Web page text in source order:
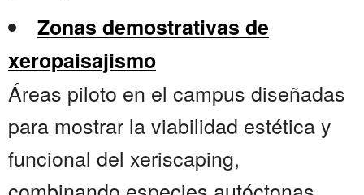
Zonas demostrativas de
xeropaisajismo
Áreas piloto en el campus diseñadas
para mostrar la viabilidad estética y
funcional del xeriscaping,